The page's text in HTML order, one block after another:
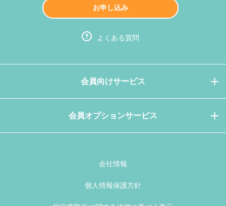
お申し込み
よくある質問
会員向けサービス
会員オプションサービス
会社情報
個人情報保護方針